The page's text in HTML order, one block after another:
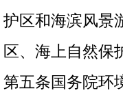
护区和海滨风景
区、海上自然保
第五条国务院环